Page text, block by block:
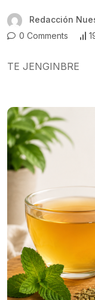
Redacción
0 Comments
TE JENGINBRE